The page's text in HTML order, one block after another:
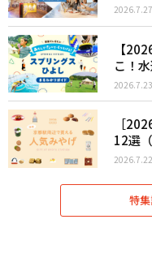
2026.7.27
【
こ！
2026.7.23
［
12選
2026.7.22
特